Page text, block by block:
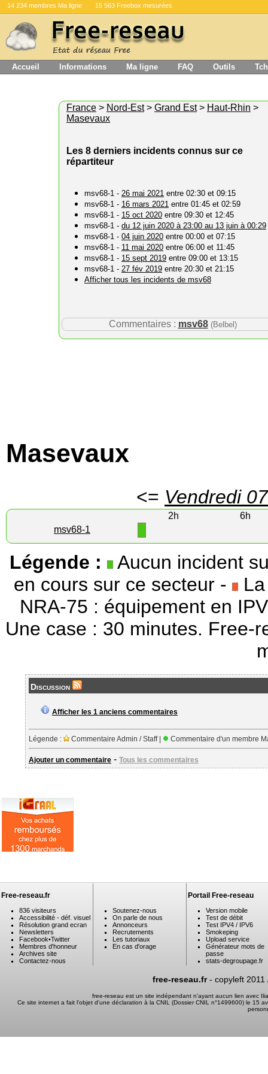
14 234 membres Ma ligne 15 563 Freebox mesurées
Accueil Informations Ma ligne FAQ Outils
France > Nord-Est> Grand Est> Haut-Rhin >
Masevaux
Les 8 derniers incidents connus sur ce
répartiteur
msv68-1 - 26 mai 2021 entre 02:30 et 09:15
msv68-1 - 16 mars 2021 entre 01:45 et 02:59
msv68-1 - 15 oct 2020 entre 09:30 et 12:45
msv68-1 - du 12 juin 2020 à 23:00 au 13 juin à 00:29
msv68-1 - 04 juin 2020 entre 00:00 et 07:15
msv68-1 - 11 mai 2020 entre 06:00 et 11:45
msv68-1 - 15 sept 2019 entre 09:00 et 13:15
msv68-1 - 27 fév 2019 entre 20:30 et 21:15
Afficher tous les incidents de msv68
Commentaires : msv68 (Belbel)
Masevaux
<= Vendredi
2h
6h
msv68-1
Légende :
Aucun incident
en cours sur ce secteur - La
NRA-75 : équipement en
Une case : 30 minutes. Free-
Discussion
Afficher les 1 anciens commentaires
Légende : Commentaire Admin / Staff | Commentaire d'un membre
Ajouter un commentaire - Tous les commentaires
Free-reseau.fr
836 visiteurs
Accessibilité - déf. visuel
Résolution grand ecran
Newsletters
Facebook•Twitter
Membres d'honneur
Archives site
Contactez-nous
Soutenez-nous
On parle de nous
Annonceurs
Recrutements
Les tutoriaux
En cas d'orage
Portail Free-reseau
Version mobile
Test de débit
Test IPV4 / IPV6
Smokeping
Upload service
Générateur mots de
passe
stats-degroupage.fr
free-reseau.fr- copyleft 2011
free-reseau est un site indépendant n'ayant aucun lien avec
Ce site internet a fait l'objet d'une déclaration à la CNIL (Dossier CNIL n°1499600) le 15